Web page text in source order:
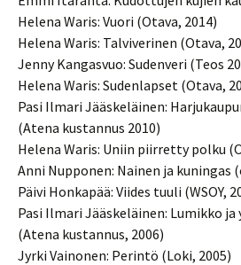
Helena Waris: Vuori (Otava, 2014)
Helena Waris: Talviverinen (Otava,
Jenny Kangasvuo: Sudenveri (Teos
Helena Waris: Sudenlapset (Otava,
Pasi Ilmari Jääskeläinen:
(Atena kustannus 2010)
Helena Waris: Uniin piirretty polku
Anni Nupponen: Nainen ja kuningas
Päivi Honkapää: Viides tuuli (WSOY,
Pasi Ilmari Jääskeläinen: Lumikko ja
(Atena kustannus, 2006)
Jyrki Vainonen: Perintö (Loki, 2005)